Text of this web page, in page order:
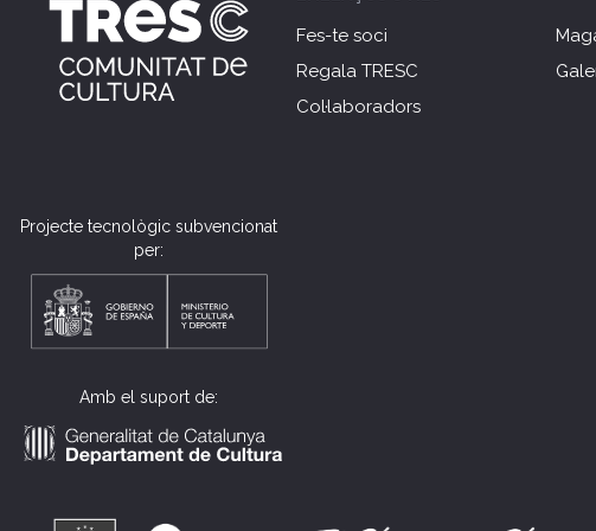
Fes-te soci
Regala TRESC
Col·laboradors
Projecte tecnològic subvencionat
per:
Amb el suport de: